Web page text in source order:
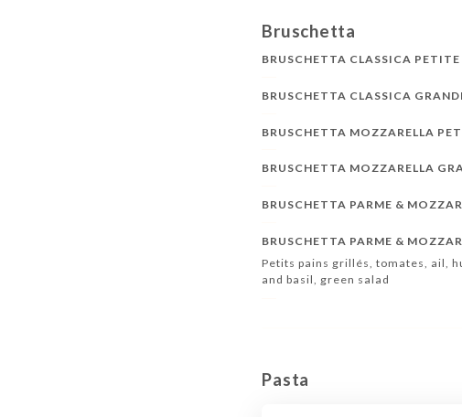
Bruschetta
BRUSCHETTA CLASSICA PETITE
BRUSCHETTA CLASSICA
BRUSCHETTA MOZZARELLA
BRUSCHETTA MOZZARELLA
BRUSCHETTA PARME &
BRUSCHETTA PARME &
Petits pains grillés, tomates, ail,
and basil, green salad
Pasta